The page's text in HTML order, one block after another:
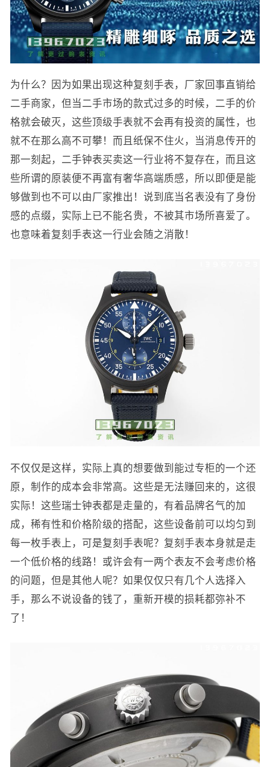
为什么？因为如果出现这种复刻手表，厂家回事直销给
二手商家，但当二手市场的款式过多的时候，二手的价
格就会破灭，这些顶级手表就不会再有投资的属性，也
就不在那么高不可攀！而且纸保不住火，当消息传开的
那一刻起，二手钟表买卖这一行业将不复存在，而且这
些所谓的原装便不再富有奢华高端质感，所以即便是能
够做到也不可以由厂家推出！说到底当名表没有了身份
感的点缀，实际上已不能名贵，不被其市场所喜爱了。
也意味着复刻手表这一行业会随之消散！
不仅仅是这样，实际上真的想要做到能过专柜的一个还
原，制作的成本会非常高。这些是无法赚回来的，这很
实际！这些瑞士钟表都是走量的，有着品牌名气的加
成，稀有性和价格阶级的搭配，这些设备前可以均匀到
每一枚手表上，可是复刻手表呢？复刻手表本身就是走
一个低价格的线路！或许会有一两个表友不会考虑价格
的问题，但是其他人呢？如果仅仅只有几个人选择入
手，那么不说设备的钱了，重新开模的损耗都弥补不
了！